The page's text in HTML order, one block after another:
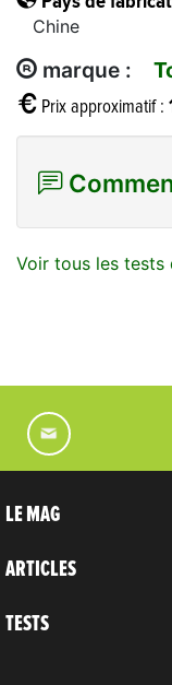
Chine
marque :
Prix approximatif :
Voir tous les tests
LE MAG
ARTICLES
TESTS